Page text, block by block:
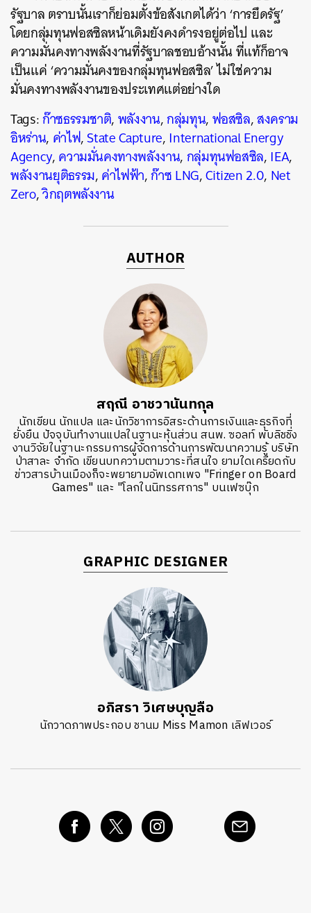
รัฐบาล ตราบนั้นเราก็ย่อมตั้งข้อสังเกตได้ว่า ‘การยึดรัฐ’
โดยกลุ่มทุนฟอสซิลหน้าเดิมยังคงดำรงอยู่ต่อไป และ
ความมั่นคงทางพลังงานที่รัฐบาลชอบอ้างนั้น ที่แท้ก็อาจ
เป็นแค่ ‘ความมั่นคงของกลุ่มทุนฟอสซิล’ ไม่ใช่ความ
มั่นคงทางพลังงานของประเทศแต่อย่างใด
Tags:ก๊าซธรรมชาติ,พลังงาน,กลุ่มทุน,ฟอสซิล,สงคราม
อิหร่าน, ค่าไฟ,State Capture, International Energy
Agency,ความมั่นคงทางพลังงาน,กลุ่มทุนฟอสซิล, IEA,
พลังงานยุติธรรม,ค่าไฟฟ้า,ก๊าซ LNG,Citizen 2.0, Net
Zero,วิกฤตพลังงาน
AUTHOR
สฤณี อาชวานันทกุล
นักเขียน นักแปล และนักวิชาการอิสระด้านการเงินและธุรกิจที่
ยั่งยืน ปัจจุบันทำงานแปลในฐานะหุ้นส่วน สนพ. ซอลท์ พับลิชชิ่ง
งานวิจัยในฐานะกรรมการผู้จัดการด้านการพัฒนาความรู้ บริษัท
ป่าสาละ จำกัด เขียนบทความตามวาระที่สนใจ ยามใดเครียดกับ
ข่าวสารบ้านเมืองก็จะพยายามอัพเดทเพจ "Fringer on Board
Games" และ "โลกในนิทรรศการ" บนเฟซบุ๊ก
GRAPHIC DESIGNER
อภิสรา วิเศษบุญลือ
นักวาดภาพประกอบ ชานม Miss Mamon เลิฟเวอร์